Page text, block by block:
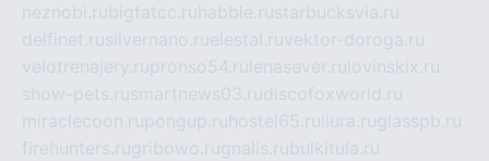
neznobi.rubigfatcc.ru habble.rustarbucksvia.ru
delfinet.rusilvernano.ruelestal.ruvektor-doroga.ru
velotrenajery.rupronso54.ru lenasever.ru lovinskix.ru
show-pets.rusmartnews03.rudiscofoxworld.ru
miraclecoon.rupongup.ru hostel65.ru liura.ruglasspb.ru
firehunters.rugribowo.rugnalis.rubulkitula.ru